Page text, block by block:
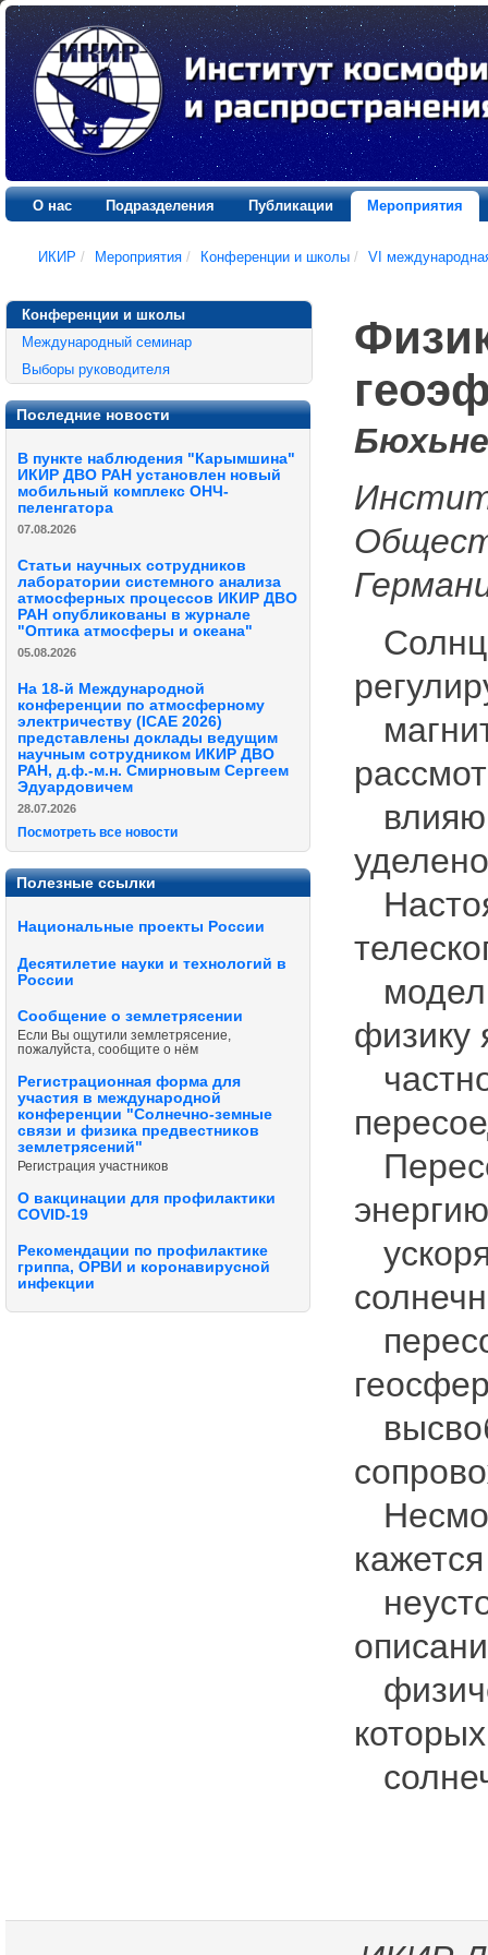
О нас Подразделения Публикации Мероприятия
ИКИР / Мероприятия / Конференции и школы / VI
Конференции и школы
Международный семинар
Выборы руководителя
Последние новости
В пункте наблюдения "Карымшина"
ИКИР ДВО РАН установлен новый
мобильный комплекс ОНЧ-
пеленгатора
07.08.2026
Статьи научных сотрудников
лаборатории системного анализа
атмосферных процессов ИКИР ДВО
РАН опубликованы в журнале
"Оптика атмосферы и океана"
05.08.2026
На 18-й Международной
конференции по атмосферному
электричеству (ICAE 2026)
представлены доклады ведущим
научным сотрудником ИКИР ДВО
РАН, д.ф.-м.н. Смирновым Сергеем
Эдуардовичем
28.07.2026
Посмотреть все новости
Полезные ссылки
Национальные проекты России
Десятилетие науки и технологий в
России
Сообщение о землетрясении
Если Вы ощутили землетрясение,
пожалуйста, сообщите о нём
Регистрационная форма для
участия в международной
конференции "Солнечно-земные
связи и физика предвестников
землетрясений"
Регистрация участников
О вакцинации для профилактики
COVID-19
Рекомендации по профилактике
гриппа, ОРВИ и коронавирусной
инфекции
физику